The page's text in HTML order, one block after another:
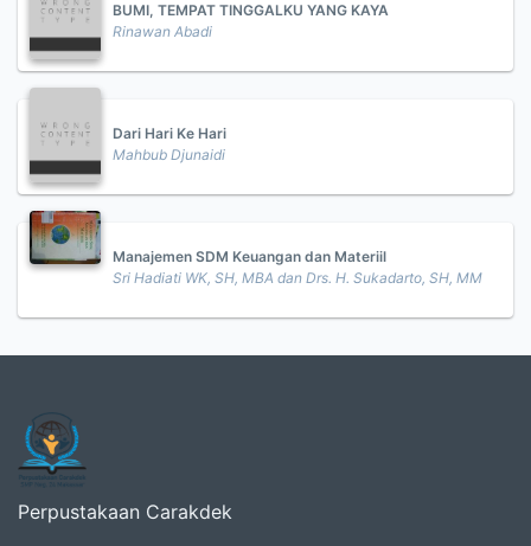
BUMI, TEMPAT TINGGALKU YANG KAYA
Rinawan Abadi
Dari Hari Ke Hari
Mahbub Djunaidi
Manajemen SDM Keuangan dan Materiil
Sri Hadiati WK, SH, MBA dan Drs. H. Sukadarto, SH, MM
Perpustakaan Carakdek